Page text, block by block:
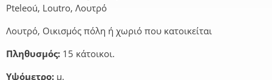
Pteleoú, Loutro, Λουτρό
Λουτρό, Οικισμός πόλη ή χωριό που κατοικείται
Πληθυσμός: 15 κάτοικοι.
Υψόμετρο: μ.